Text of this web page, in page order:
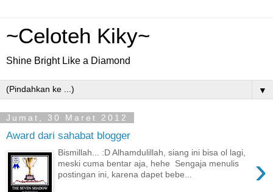
~Celoteh Kiky~
Shine Bright Like a Diamond
▼
Jumat, 30 Maret 2012
Award dari sahabat blogger
›
Bismillah... :D Alhamdulillah, siang ini bisa ol lagi,
meski cuma bentar aja, hehe Sengaja menulis
postingan ini, karena dapet bebe...